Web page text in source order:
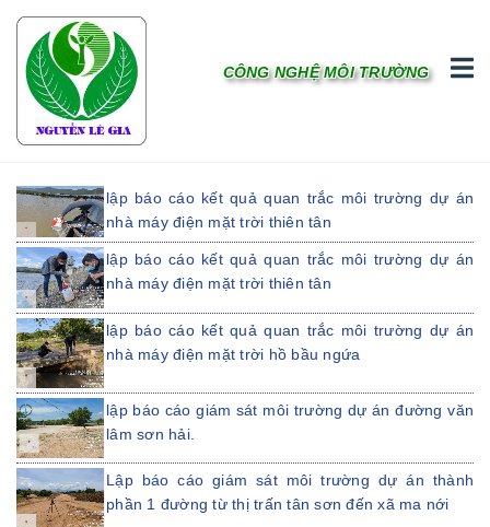
CÔNG NGHỆ MÔI TRƯỜNG
lập báo cáo kết quả quan trắc môi trường dự án
nhà máy điện mặt trời thiên tân
lập báo cáo kết quả quan trắc môi trường dự án
nhà máy điện mặt trời thiên tân
lập báo cáo kết quả quan trắc môi trường dự án
nhà máy điện mặt trời hồ bầu ngứa
lập báo cáo giám sát môi trường dự án đường văn
lâm sơn hải.
Lập báo cáo giám sát môi trường dự án thành
phần 1 đường từ thị trấn tân sơn đến xã ma nới